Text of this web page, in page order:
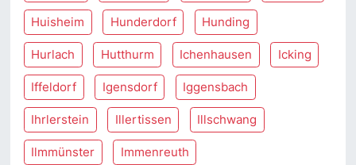
Huisheim Hunderdorf Hunding
Hurlach Hutthurm Ichenhausen Icking
Iffeldorf Igensdorf Iggensbach
Ihrlerstein Illertissen Illschwang
Ilmmünster Immenreuth